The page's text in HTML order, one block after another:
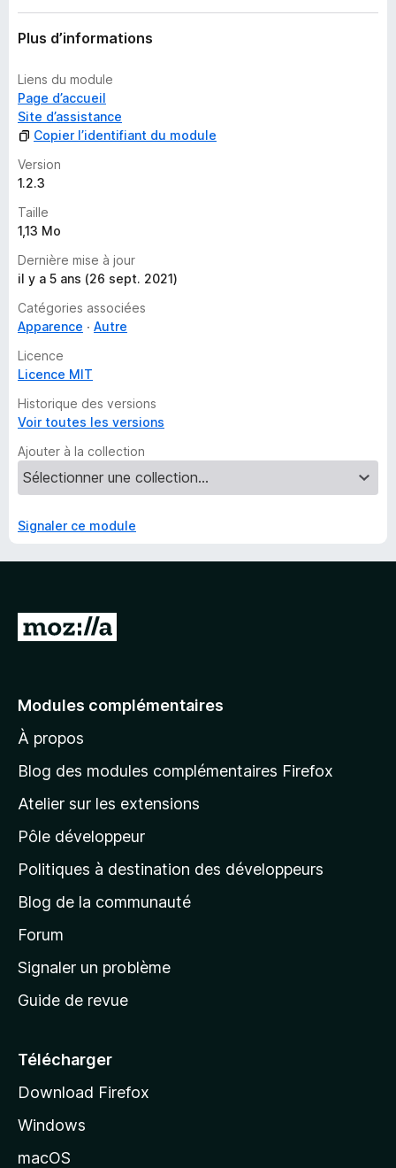
t
Plus d’informations
Liens du module
Page d’accueil
Site d’assistance
Copier l’identifiant du module
Version
1.2.3
Taille
1,13 Mo
Dernière mise à jour
il y a 5 ans (26 sept. 2021)
Catégories associées
Apparence
Autre
Licence
Licence MIT
Historique des versions
Voir toutes les versions
Ajouter à la collection
Signaler ce module
A
e
à
l
p
a
g
d
a
c
e
l
d
Modules complémentaires
À propos
Blog des modules complémentaires Firefox
Atelier sur les extensions
Pôle développeur
Politiques à destination des développeurs
Blog de la communauté
Forum
Signaler un problème
Guide de revue
Télécharger
Download Firefox
Windows
macOS